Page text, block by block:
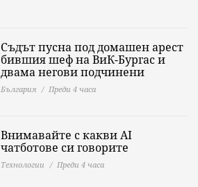
Съдът пусна под домашен арест
бившия шеф на ВиК-Бургас и
двама негови подчинени
България Преди 4 часа
Внимавайте с какви AI
чатботове си говорите
Технологии Преди 4 часа